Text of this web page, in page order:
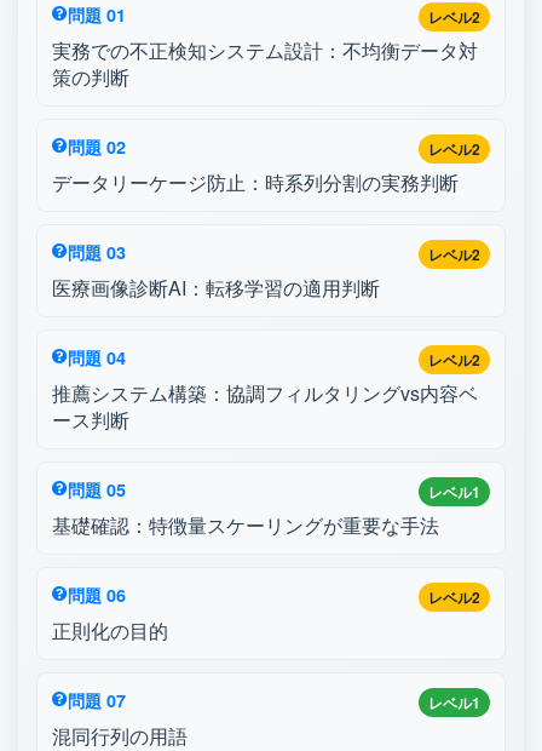
レベル2
問題 01
実務での不正検知システム設計：不均衡データ対
策の判断
レベル2
問題 02
データリーケージ防止：時系列分割の実務判断
レベル2
問題 03
医療画像診断AI：転移学習の適用判断
レベル2
問題 04
推薦システム構築：協調フィルタリングvs内容ベ
ース判断
レベル1
問題 05
基礎確認：特徴量スケーリングが重要な手法
レベル2
問題 06
正則化の目的
レベル1
問題 07
混同行列の用語